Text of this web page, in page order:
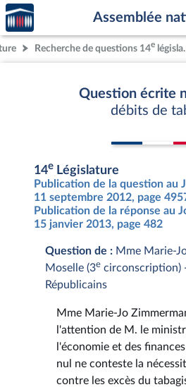
Aller au contenu
Aller en bas de la page
Accèder
à la
page
d'accueil
Assemblée
Recherche de questions 14e législature
Question écrite
débits de
14e Législature
Publication de la question au
11 septembre 2012, page
Publication de la réponse au
15 janvier 2013, page 482
Question de : Mme Marie-
Moselle (3e circonscription)
Républicains
Mme Marie-Jo
l'attention de M. le
l'économie et des
nul ne conteste la
contre les excès du